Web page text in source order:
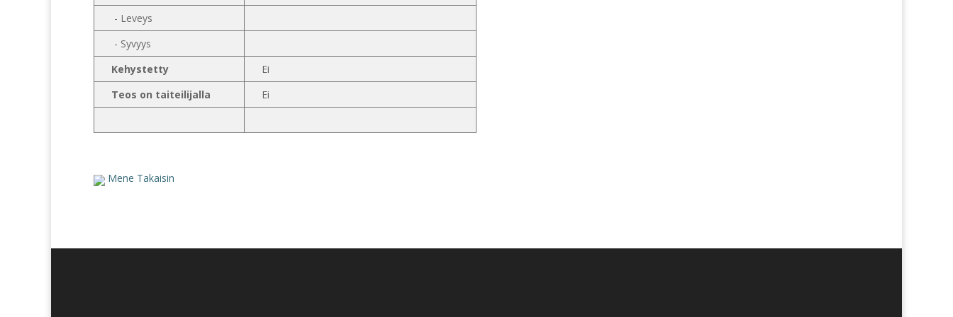
- Leveys
- Syvyys
Kehystetty
Ei
Teos on taiteilijalla
Ei
Mene Takaisin